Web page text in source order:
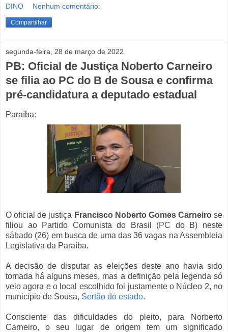
DINO Nenhum comentário:
Compartilhar
segunda-feira, 28 de março de 2022
PB: Oficial de Justiça Noberto Carneiro
se filia ao PC do B de Sousa e confirma
pré-candidatura a deputado estadual
Paraíba:
O oficial de justiça Francisco Noberto Gomes Carneirose
filiou ao Partido Comunista do Brasil (PC do B) neste
sábado (26) em busca de uma das 36 vagas na Assembleia
Legislativa da Paraíba.
A decisão de disputar as eleições deste ano havia sido
tomada há alguns meses, mas a definição pela legenda só
veio agora e o local escolhido foi justamente o Núcleo 2, no
município de Sousa, Sertão do estado.
Consciente das dificuldades do pleito, para Norberto
Carneiro, o seu lugar de origem tem um significado